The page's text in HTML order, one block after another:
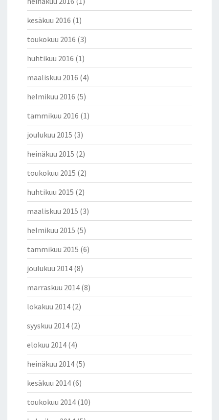
kesäkuu 2016 (1)
toukokuu 2016 (3)
huhtikuu 2016 (1)
maaliskuu 2016 (4)
helmikuu 2016 (5)
tammikuu 2016 (1)
joulukuu 2015 (3)
heinäkuu 2015 (2)
toukokuu 2015 (2)
huhtikuu 2015 (2)
maaliskuu 2015 (3)
helmikuu 2015 (5)
tammikuu 2015 (6)
joulukuu 2014 (8)
marraskuu 2014 (8)
lokakuu 2014 (2)
syyskuu 2014 (2)
elokuu 2014 (4)
heinäkuu 2014 (5)
kesäkuu 2014 (6)
toukokuu 2014 (10)